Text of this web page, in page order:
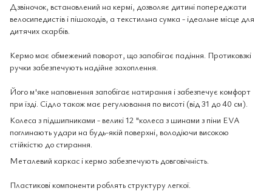
Дзвіночок, встановлений на кермі, дозволяє дитині попереджати
велосипедистів і пішоходів, а текстильна сумка - ідеальне місце для
дитячих скарбів.
Кермо має обмежений поворот, що запобігає падіння. Протиковзкі
ручки забезпечують надійне захоплення.
Його м'яке наповнення запобігає натирання і забезпечує комфорт
при їзді. Сідло також має регулювання по висоті (від 31 до 40 см).
Колеса з підшипниками - великі 12 "колеса з шинами з піни EVA
поглинають удари на будь-якій поверхні, володіючи високою
стійкістю до стирання.
Металевий каркас і кермо забезпечують довговічність.
Пластикові компоненти роблять структуру легкої.